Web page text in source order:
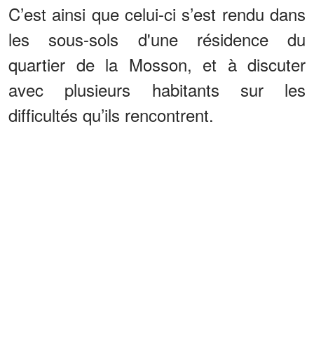
C’est ainsi que celui-ci s’est rendu dans
les sous-sols d'une résidence du
quartier de la Mosson, et à discuter
avec plusieurs habitants sur les
difficultés qu’ils rencontrent.